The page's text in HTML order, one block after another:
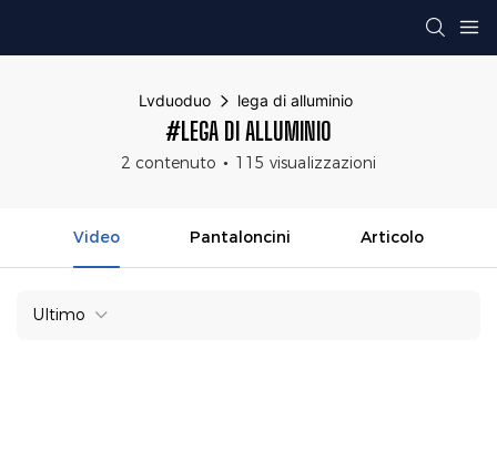
Lvduoduo lega di alluminio
#LEGA DI ALLUMINIO
2 contenuto 115 visualizzazioni
Video Pantaloncini Articolo
Ultimo